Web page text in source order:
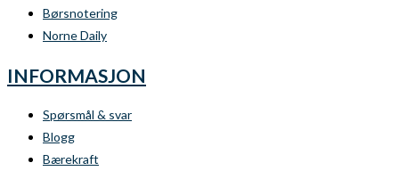
Børsnotering
Norne Daily
INFORMASJON
Spørsmål & svar
Blogg
Bærekraft